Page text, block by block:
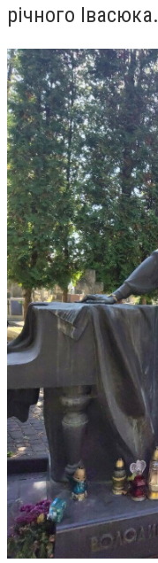
річного Івасюка.